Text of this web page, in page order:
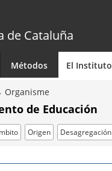
de Cataluña
Métodos El Instituto
Organisme
de Educación
Origen Desagregación